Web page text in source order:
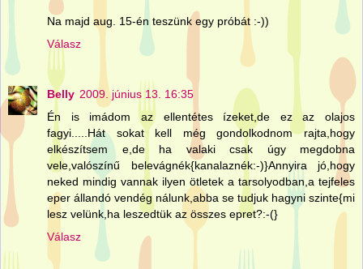
Na majd aug. 15-én teszünk egy próbát :-))
Válasz
Belly 2009. június 13. 16:35
Én is imádom az ellentétes ízeket,de ez az olajos
fagyi.....Hát sokat kell még gondolkodnom rajta,hogy
elkészítsem e,de ha valaki csak úgy megdobna
vele,valószínű belevágnék{kanalaznék:-)}Annyira jó,hogy
neked mindig vannak ilyen ötletek a tarsolyodban,a tejfeles
eper állandó vendég nálunk,abba se tudjuk hagyni szinte{mi
lesz velünk,ha leszedtük az összes epret?:-(}
Válasz